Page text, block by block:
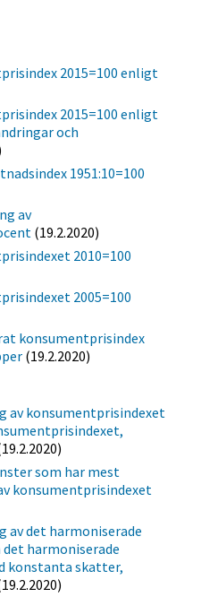
2015=100 enligt
2015=100 enligt
och
1951:10=100
av
(19.2.2020)
2010=100
2005=100
konsumentprisindex
(19.2.2020)
av konsumentprisindexet
som har mest
konsumentprisindexet
av det harmoniserade
harmoniserade
konstanta skatter,